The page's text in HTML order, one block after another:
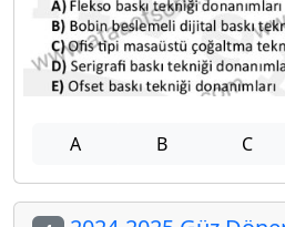
A B C